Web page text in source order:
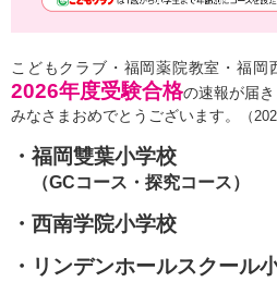
こどもクラブ・福岡薬院教室・福岡
2026年度受験合格の速報が届き
みなさまおめでとうございます。
（
・福岡雙葉小学校
（GCコース・探究コース）
・西南学院小学校
・リンデンホールスクール